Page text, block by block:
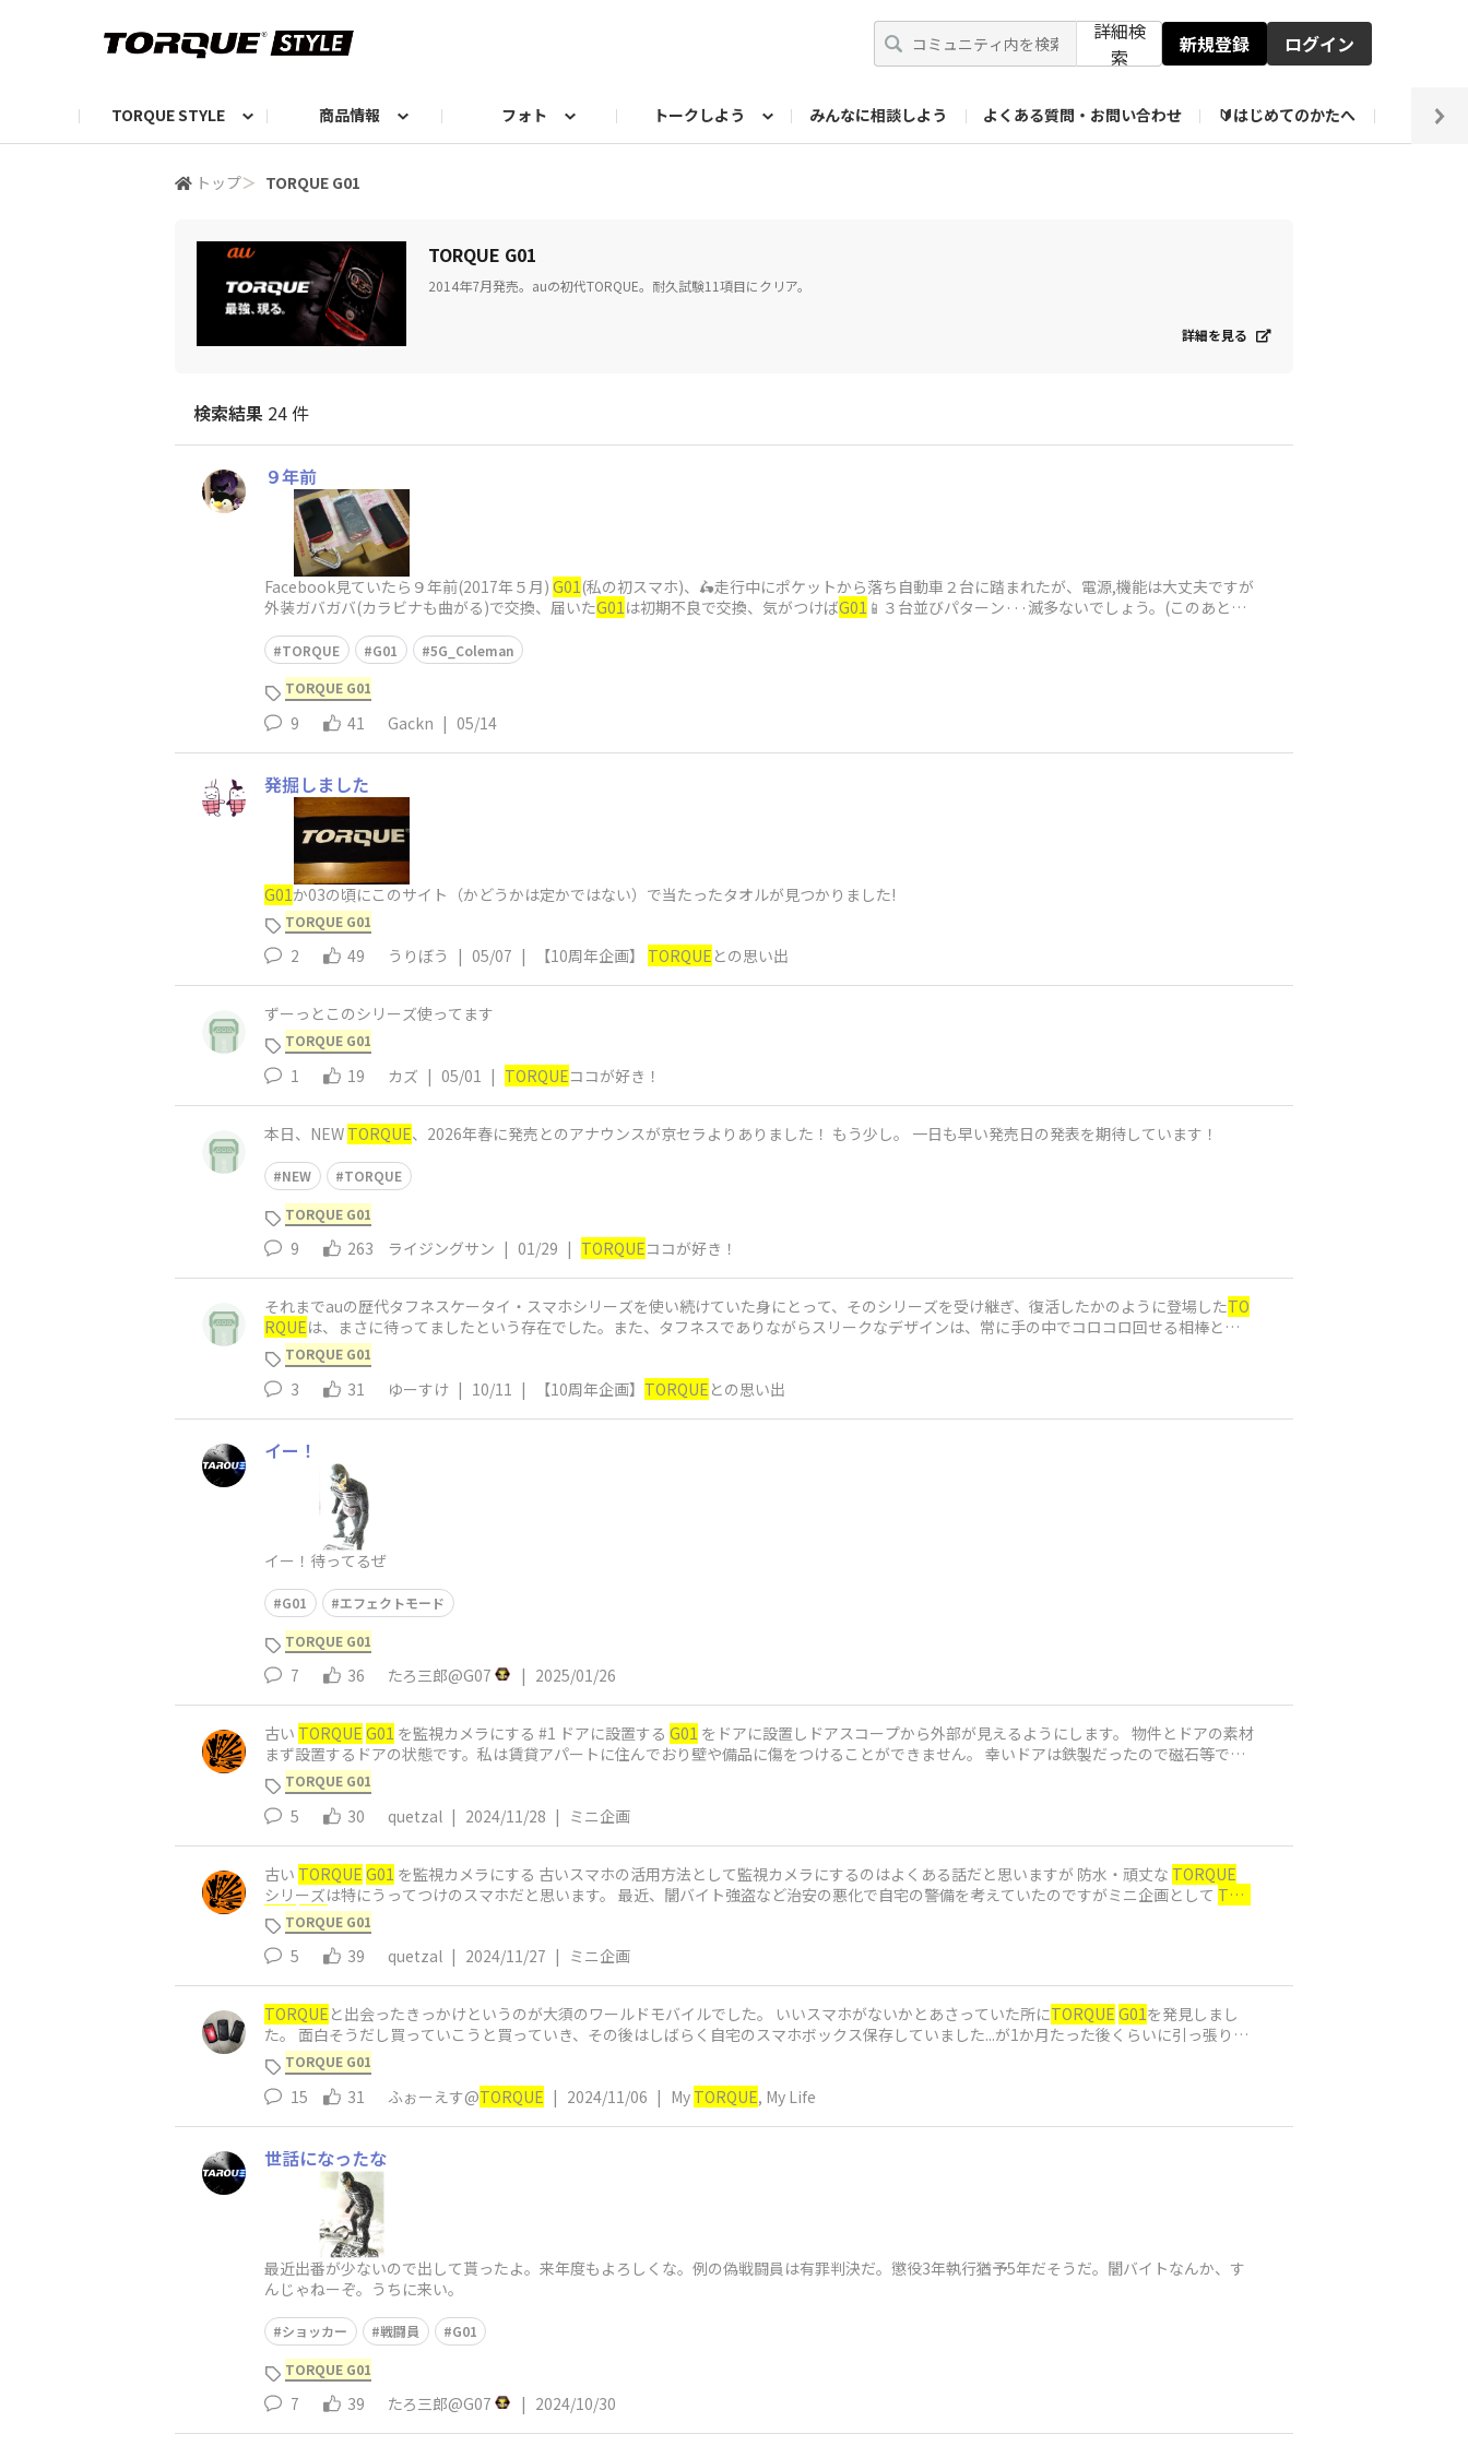
詳細検
索
新規登録 ログイン
TORQUE STYLE 商品情報 フォト トークしよう みんなに相談しよう よくある質問・お問い合わせ 🔰はじめてのかたへ 編集
トップ＞ TORQUE G01
TORQUE G01
2014年7月発売。auの初代TORQUE。耐久試験11項目にクリア。
詳細を見る
検索結果 24 件
９年前
Facebook見ていたら９年前(2017年５月) G01(私の初スマホ)、🛵走行中にポケットから落ち自動車２台に踏まれたが、電源,機能は大丈夫ですが
外装ガバガバ(カラビナも曲がる)で交換、届いたG01は初期不良で交換、気がつけばG01 📱３台並びパターン···滅多ないでしょう。(このあと２
TORQUE G01 5G_Coleman
TORQUE G01
9 41 Gackn | 05/14
発掘しました
G01 か03の頃にこのサイト（かどうかは定かではない）で当たったタオルが見つかりました!
TORQUE G01
2 49 うりぼう | 05/07 | 【10周年企画】 TORQUE との思い出
ずーっとこのシリーズ使ってます
TORQUE G01
1 19 カズ | 05/01 | TORQUEココが好き！
本日、NEW TORQUE、2026年春に発売とのアナウンスが京セラよりありました！ もう少し。 一日も早い発売日の発表を期待しています！
NEW TORQUE
TORQUE G01
9 263 ライジングサン | 01/29 | TORQUEココが好き！
それまでauの歴代タフネスケータイ・スマホシリーズを使い続けていた身にとって、そのシリーズを受け継ぎ、復活したかのように登場したTO
RQUEは、まさに待ってましたという存在でした。また、タフネスでありながらスリークなデザインは、常に手の中でコロコロ回せる相棒とい
う感じの存在でした。
TORQUE G01
3 31 ゆーすけ | 10/11 | 【10周年企画】 TORQUE との思い出
イー！
イー！待ってるぜ
G01 エフェクトモード
TORQUE G01
7 36 たろ三郎@G07 | 2025/01/26
古い TORQUE G01 を監視カメラにする #1 ドアに設置する G01 をドアに設置しドアスコープから外部が見えるようにします。 物件とドアの素材
まず設置するドアの状態です。私は賃貸アパートに住んでおり壁や備品に傷をつけることができません。 幸いドアは鉄製だったので磁石等で備
品を傷つけ
TORQUE G01
5 30 quetzal | 2024/11/28 | ミニ企画
古い TORQUE G01 を監視カメラにする 古いスマホの活用方法として監視カメラにするのはよくある話だと思いますが 防水・頑丈な TORQUE
シリーズは特にうってつけのスマホだと思います。 最近、闇バイト強盗など治安の悪化で自宅の警備を考えていたのですがミニ企画として TOR
QUEG01
TORQUE G01
5 39 quetzal | 2024/11/27 | ミニ企画
TORQUE と出会ったきっかけというのが大須のワールドモバイルでした。 いいスマホがないかとあさっていた所にTORQUE G01を発見しまし
た。 面白そうだし買っていこうと買っていき、その後はしばらく自宅のスマホボックス保存していました...が1か月たった後くらいに引っ張り出
したところめちゃくちゃい
TORQUE G01
15 31 ふぉーえす@TORQUE | 2024/11/06 | My TORQUE, My Life
世話になったな
最近出番が少ないので出して貰ったよ。来年度もよろしくな。例の偽戦闘員は有罪判決だ。懲役3年執行猶予5年だそうだ。闇バイトなんか、す
んじゃねーぞ。うちに来い。
ショッカー 戦闘員 G01
TORQUE G01
7 39 たろ三郎@G07 | 2024/10/30